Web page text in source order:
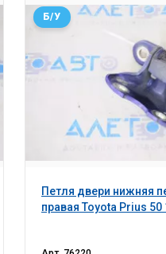
Петля двери нижняя
правая Toyota Prius 50
Б/У